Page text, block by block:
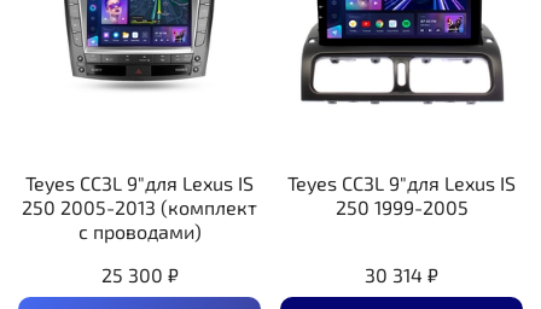
Teyes CC3L 9"для Lexus IS
250 2005-2013 (комплект
с проводами)
25 300 ₽
Teyes CC3L 9"для Lexus IS
250 1999-2005
30 314 ₽